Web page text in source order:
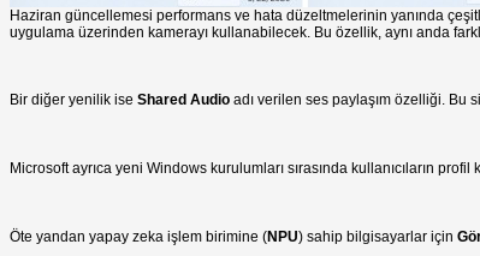
Haziran güncellemesi performans ve hata düzeltmelerinin yanında
uygulama üzerinden kamerayı kullanabilecek. Bu özellik, aynı anda
Bir diğer yenilik ise Shared Audio adı verilen ses paylaşım özelliği. Bu
Microsoft ayrıca yeni Windows kurulumları sırasında kullanıcıların
Öte yandan yapay zeka işlem birimine (NPU) sahip bilgisayarlar için